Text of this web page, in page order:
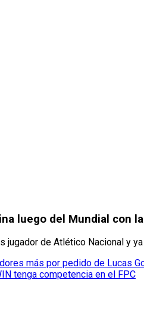
luego del Mundial con
jugador de Atlético Nacional y
más por pedido de Lucas
tenga competencia en el FPC